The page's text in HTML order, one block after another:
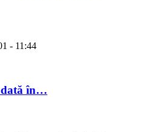
- 11:44
în…